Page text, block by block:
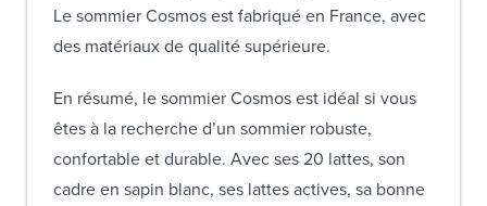
Le sommier Cosmos est fabriqué en France, avec
des matériaux de qualité supérieure.
En résumé, le sommier Cosmos est idéal si vous
êtes à la recherche d’un sommier robuste,
confortable et durable. Avec ses 20 lattes, son
cadre en sapin blanc, ses lattes actives, sa bonne